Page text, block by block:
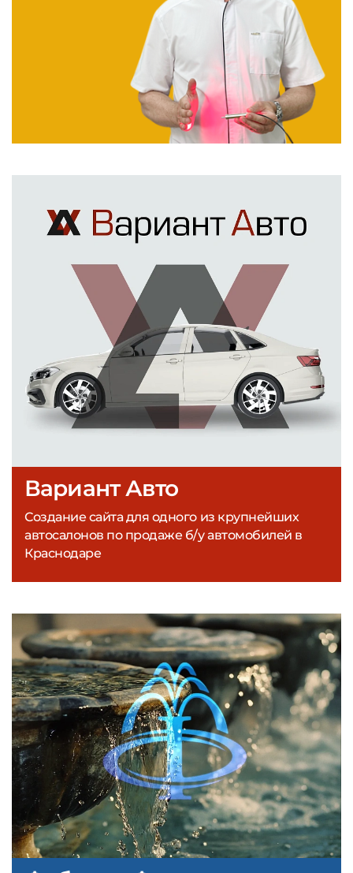
Вариант Авто
Создание сайта для одного из крупнейших
автосалонов по продаже б/у автомобилей в
Краснодаре